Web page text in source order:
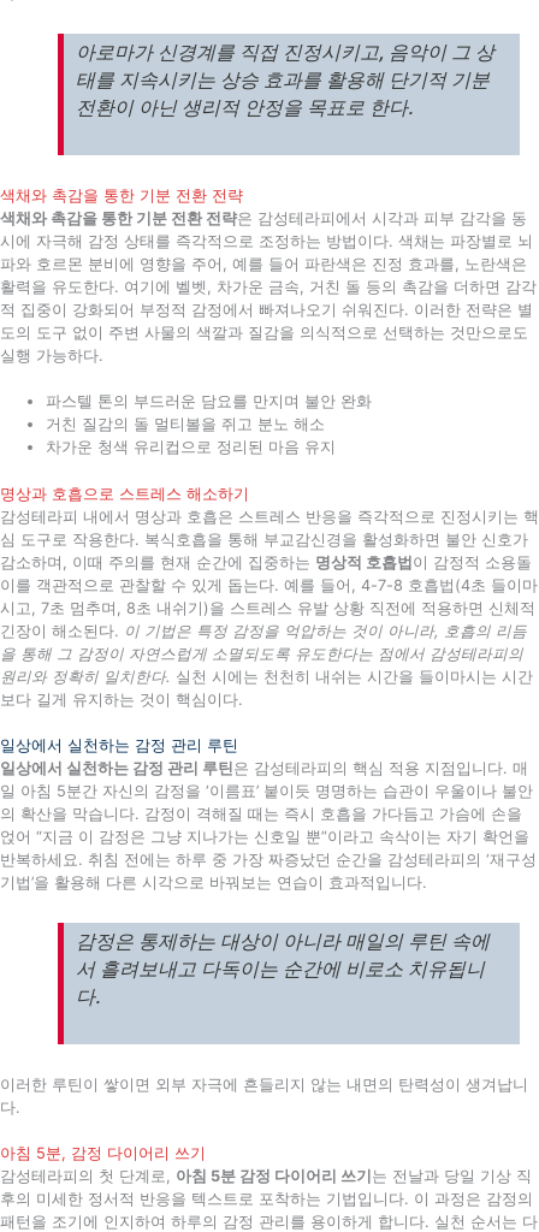
아로마가 신경계를 직접 진정시키고, 음악이 그 상
태를 지속시키는 상승 효과를 활용해 단기적 기분
전환이 아닌 생리적 안정을 목표로 한다.
색채와 촉감을 통한 기분 전환 전략
색채와 촉감을 통한 기분 전환 전략은 감성테라피에서 시각과 피부 감각을 동
시에 자극해 감정 상태를 즉각적으로 조정하는 방법이다. 색채는 파장별로 뇌
파와 호르몬 분비에 영향을 주어, 예를 들어 파란색은 진정 효과를, 노란색은
활력을 유도한다. 여기에 벨벳, 차가운 금속, 거친 돌 등의 촉감을 더하면 감각
적 집중이 강화되어 부정적 감정에서 빠져나오기 쉬워진다. 이러한 전략은 별
도의 도구 없이 주변 사물의 색깔과 질감을 의식적으로 선택하는 것만으로도
실행 가능하다.
파스텔 톤의 부드러운 담요를 만지며 불안 완화
거친 질감의 돌 멀티볼을 쥐고 분노 해소
차가운 청색 유리컵으로 정리된 마음 유지
명상과 호흡으로 스트레스 해소하기
감성테라피 내에서 명상과 호흡은 스트레스 반응을 즉각적으로 진정시키는 핵
심 도구로 작용한다. 복식호흡을 통해 부교감신경을 활성화하면 불안 신호가
감소하며, 이때 주의를 현재 순간에 집중하는 명상적 호흡법이 감정적 소용돌
이를 객관적으로 관찰할 수 있게 돕는다. 예를 들어, 4-7-8 호흡법(4초 들이마
시고, 7초 멈추며, 8초 내쉬기)을 스트레스 유발 상황 직전에 적용하면 신체적
긴장이 해소된다. 이 기법은 특정 감정을 억압하는 것이 아니라, 호흡의 리듬
을 통해 그 감정이 자연스럽게 소멸되도록 유도한다는 점에서 감성테라피의
원리와 정확히 일치한다. 실천 시에는 천천히 내쉬는 시간을 들이마시는 시간
보다 길게 유지하는 것이 핵심이다.
일상에서 실천하는 감정 관리 루틴
일상에서 실천하는 감정 관리 루틴은 감성테라피의 핵심 적용 지점입니다. 매
일 아침 5분간 자신의 감정을 ‘이름표’ 붙이듯 명명하는 습관이 우울이나 불안
의 확산을 막습니다. 감정이 격해질 때는 즉시 호흡을 가다듬고 가슴에 손을
얹어 “지금 이 감정은 그냥 지나가는 신호일 뿐”이라고 속삭이는 자기 확언을
반복하세요. 취침 전에는 하루 중 가장 짜증났던 순간을 감성테라피의 ‘재구성
기법’을 활용해 다른 시각으로 바꿔보는 연습이 효과적입니다.
감정은 통제하는 대상이 아니라 매일의 루틴 속에
서 흘려보내고 다독이는 순간에 비로소 치유됩니
다.
이러한 루틴이 쌓이면 외부 자극에 흔들리지 않는 내면의 탄력성이 생겨납니
다.
아침 5분, 감정 다이어리 쓰기
감성테라피의 첫 단계로, 아침 5분 감정 다이어리 쓰기 는 전날과 당일 기상 직
후의 미세한 정서적 반응을 텍스트로 포착하는 기법입니다. 이 과정은 감정의
패턴을 조기에 인지하여 하루의 감정 관리를 용이하게 합니다. 실천 순서는 다